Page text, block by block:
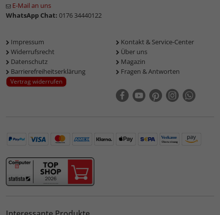
E-Mail an uns
WhatsApp Chat: 0176 34440122
Impressum
Widerrufsrecht
Datenschutz
Barrierefreiheitserklärung
Vertrag widerrufen
Kontakt & Service-Center
Über uns
Magazin
Fragen & Antworten